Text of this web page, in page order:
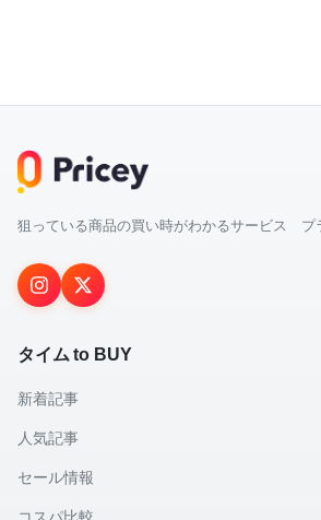
狙っている商品の買い時がわかるサービス プ
タイム to BUY
新着記事
人気記事
セール情報